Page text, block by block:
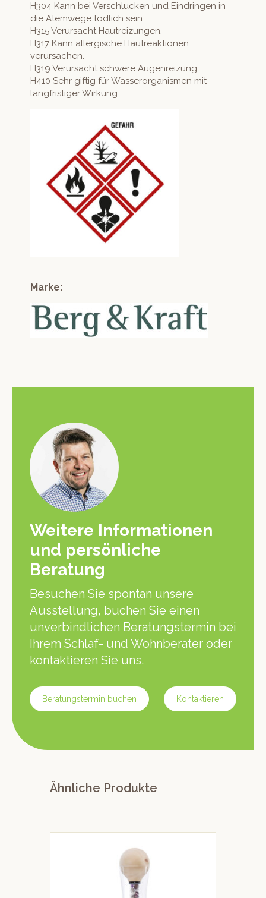
H304 Kann bei Ver­schluck­en und Ein­drin­gen in
die Atemwege tödlich sein.
H315 Verur­sacht Hautreizungen.
H317 Kann aller­gis­che Hautreak­tio­nen
verursachen.
H319 Verur­sacht schwere Augenreizung.
H410 Sehr giftig für Wasseror­gan­is­men mit
langfristiger Wirkung.
Marke:
Weitere Informationen
und persönliche
Beratung
Besuchen Sie spontan unsere
Ausstellung, buchen Sie einen
unverbindlichen Beratungstermin bei
Ihrem Schlaf- und Wohnberater oder
kontaktieren Sie uns.
Beratungstermin buchen Kontaktieren
Ähnliche Produkte